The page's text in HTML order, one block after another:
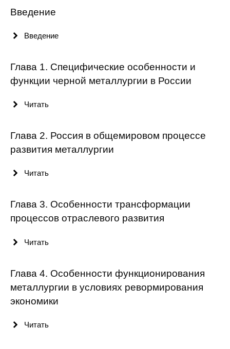
ЦДУ
Отрасли и регионы
Ученый совет
О совете
Краткосрочный прогноз
производства
Мониторинга
Центр «Климатическая политика и
Введение
Введение
Глава 1. Специфические особенности и
функции черной металлургии в России
Читать
Глава 2. Россия в общемировом процессе
развития металлургии
Читать
Глава 3. Особенности трансформации
процессов отраслевого развития
Читать
Глава 4. Особенности функционирования
металлургии в условиях ревормирования
экономики
Читать